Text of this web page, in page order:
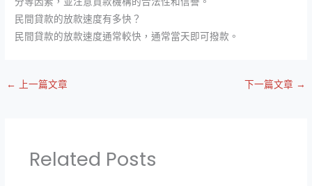
民間貸款的放款速度有多快？
民間貸款的放款速度通常較快，通常當天即可撥款。
← 上一篇文章 下一篇文章 →
Related Posts